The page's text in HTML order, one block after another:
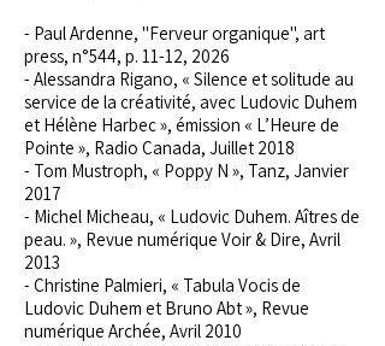
- Paul Ardenne, "Ferveur organique", art
press, n°544, p. 11-12, 2026
- Alessandra Rigano, « Silence et solitude au
service de la créativité, avec Ludovic Duhem
et Hélène Harbec », émission « L’Heure de
Pointe », Radio Canada, Juillet 2018
- Tom Mustroph, « Poppy N », Tanz, Janvier
2017
- Michel Micheau, « Ludovic Duhem. Aîtres de
peau. », Revue numérique Voir & Dire, Avril
2013
- Christine Palmieri, « Tabula Vocis de
Ludovic Duhem et Bruno Abt », Revue
numérique Archée, Avril 2010